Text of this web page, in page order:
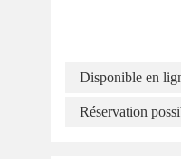
Disponible en
Réservation